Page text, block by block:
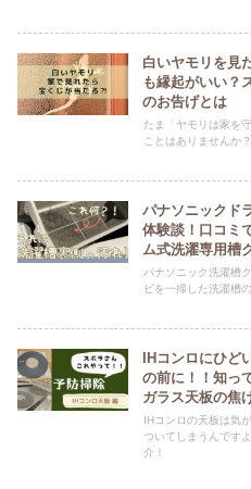
白いヤモリを見
も縁起がいい？
のお告げとは
たま「ヤモリは家を
ことはありませんか
パナソニックド
体験談！口コミ
ム式洗濯専用槽
『Panasonic N-
パナソニック洗濯槽
ビを一掃した洗濯槽
IHコンロにひど
の前に！！知っ
ガラス天板の焦
で後の掃除をと
ラさん新居入居
IHコンロの天板は気
ついてしまうんです
介！